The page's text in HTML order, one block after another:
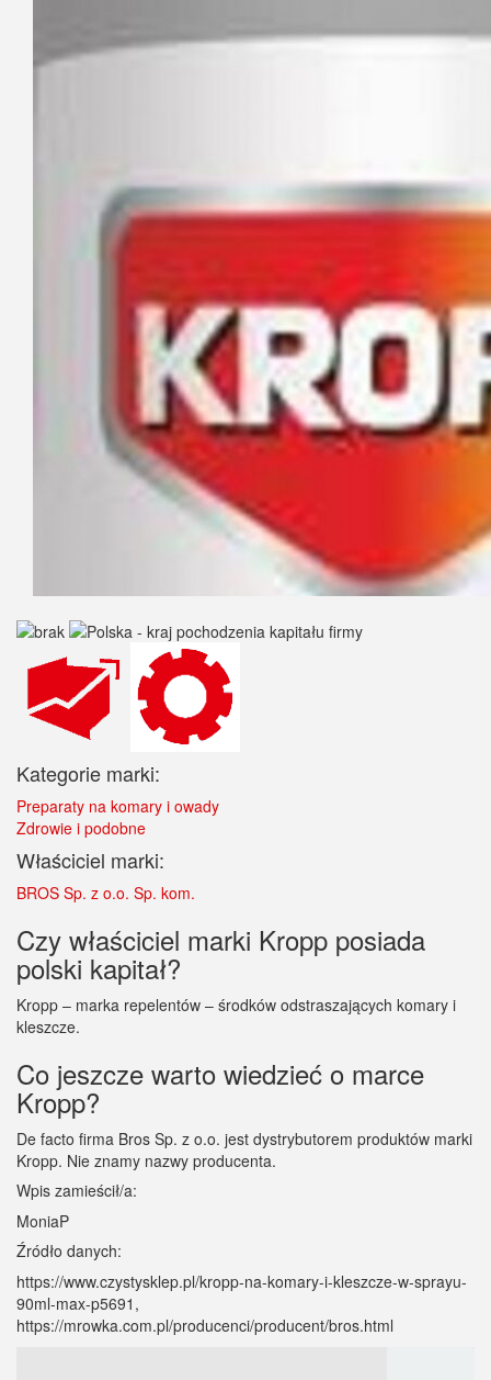
Kategorie marki:
Preparaty na komary i owady
Zdrowie i podobne
Właściciel marki:
BROS Sp. z o.o. Sp. kom.
Czy właściciel marki Kropp posiada
polski kapitał?
Kropp – marka repelentów – środków odstraszających komary i
kleszcze.
Co jeszcze warto wiedzieć o marce
Kropp?
De facto firma Bros Sp. z o.o. jest dystrybutorem produktów marki
Kropp. Nie znamy nazwy producenta.
Wpis zamieścił/a:
MoniaP
Źródło danych:
https://www.czystysklep.pl/kropp-na-komary-i-kleszcze-w-sprayu-
90ml-max-p5691,
https://mrowka.com.pl/producenci/producent/bros.html